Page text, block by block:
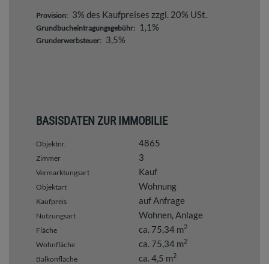
Provision: 3% des Kaufpreises zzgl. 20% USt.
Grundbucheintragungsgebühr: 1,1%
Grunderwerbsteuer: 3,5%
BASISDATEN ZUR IMMOBILIE
Objektnr. 4865
Zimmer 3
Vermarktungsart Kauf
Objektart Wohnung
Kaufpreis auf Anfrage
Nutzungsart Wohnen Anlage
Fläche ca. 75,34 m2
Wohnfläche ca. 75,34 m2
Balkonfläche ca. 4,5 m2